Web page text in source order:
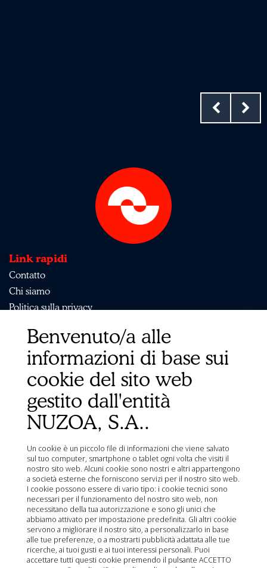
Link rapidi
Contatto
Chi siamo
Politica sulla privacy
Politica sui cookie
Condizioni di vendita
Avviso legale
Mappa del sito
Organizzazioni
Ministero dell'Agricoltura, della Pesca, dell'Alimentazione
e dell'Ambiente (MAPA)
Agenzia Spagnola dei Medicinali e dei Prodotti Sanitari
(AEMPS)
Centro informazioni sui medicinali veterinari AEMPS
CIMAVET
Benvenuto/a alle
informazioni di base sui
cookie del sito web
gestito dall'entità
NUZOA, S.A..
Un cookie è un piccolo file di informazioni che viene salvato
sul tuo computer, smartphone o tablet ogni volta che visiti il
nostro sito web. Alcuni cookie sono nostri e altri appartengono
a società esterne che forniscono servizi per il nostro sito web.
I cookie possono essere di vario tipo: i cookie tecnici sono
necessari per il funzionamento del nostro sito web, non
necessitano della tua autorizzazione e sono gli unici che
abbiamo attivato per impostazione predefinita. Gli altri cookie
servono a migliorare il nostro sito, a personalizzarlo in base
alle tue preferenze, o a mostrarti pubblicità adattata alle tue
ricerche, ai tuoi gusti e ai tuoi interessi personali. Puoi
accettare tutti questi cookie premendo il pulsante ACCETTO